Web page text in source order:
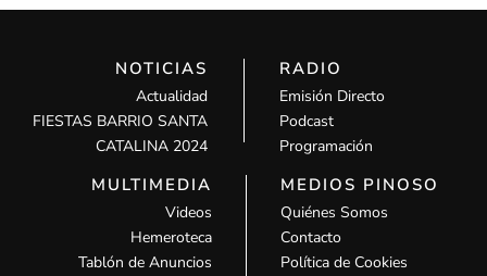
NOTICIAS
Actualidad
FIESTAS BARRIO SANTA
CATALINA 2024
RADIO
Emisión Directo
Podcast
Programación
MULTIMEDIA
Videos
Hemeroteca
Tablón de Anuncios
MEDIOS PINOSO
Quiénes Somos
Contacto
Política de Cookies